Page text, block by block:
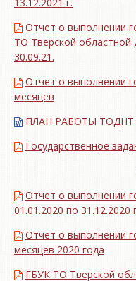
Отчет о выполнении
ТО Тверской
30.09.21.
Отчет о выполнении
месяцев
ПЛАН РАБОТЫ ТОДНТ
Государственное
Отчет о выполнении
01.01.2020 по 31.12.2020
Отчет о выполнении
месяцев 2020 года
ГБУК ТО Тверской